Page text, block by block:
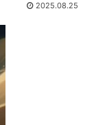
2025.08.25